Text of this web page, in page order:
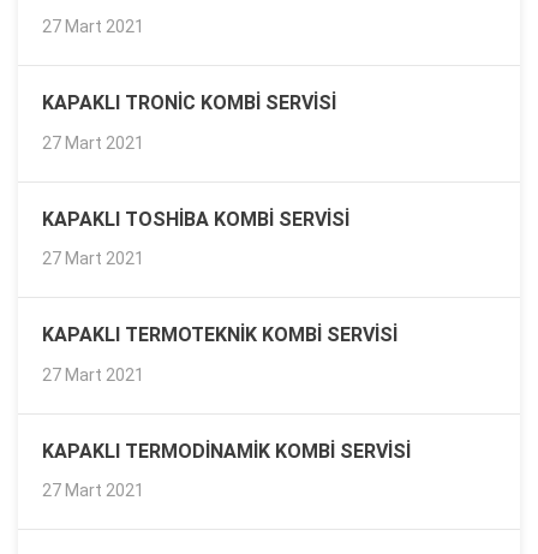
27 Mart 2021
KAPAKLI TRONIC KOMBI SERVISI
27 Mart 2021
KAPAKLI TOSHIBA KOMBI SERVISI
27 Mart 2021
KAPAKLI TERMOTEKNIK KOMBI SERVISI
27 Mart 2021
KAPAKLI TERMODINAMIK KOMBI SERVISI
27 Mart 2021